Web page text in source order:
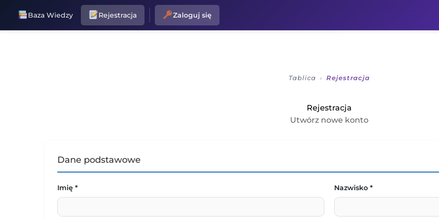
FIT MAKER MAREK FISCHER STRONA GŁÓWNA
Baza Wiedzy Rejestracja Zaloguj się
Tablica › Rejestracja
Rejestracja
Utwórz nowe konto
Dane podstawowe
Imię * Nazwisko *